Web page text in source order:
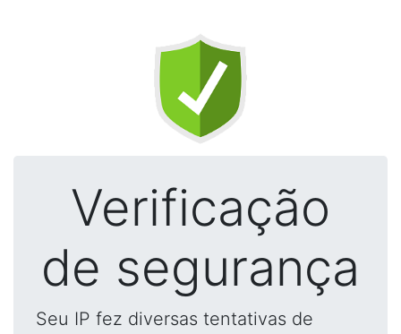
Verificação
de segurança
Seu IP fez diversas tentativas de